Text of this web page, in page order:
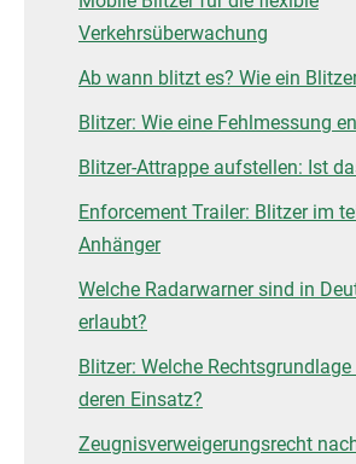
Verkehrsüberwachung
Ab wann blitzt es? Wie ein
Blitzer: Wie eine Fehlmessung
Blitzer-Attrappe aufstellen: Ist
Enforcement Trailer: Blitzer im
Anhänger
Welche Radarwarner sind in
erlaubt?
Blitzer: Welche
deren Einsatz?
Zeugnisverweigerungsrecht